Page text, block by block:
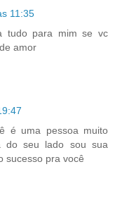
11:35
tudo para mim se vc
amor
é uma pessoa muito
do seu lado sou sua
sucesso pra você